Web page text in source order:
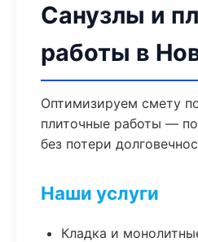
Санузлы и
работы в
Оптимизируем смету
плиточные работы —
без потери
Наши услуги
Кладка и